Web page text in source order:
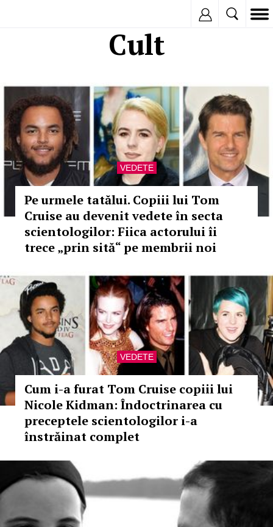
Cult
VEDETE
Pe urmele tatălui. Copiii lui Tom
Cruise au devenit vedete în secta
scientologilor: Fiica actorului îi
trece „prin sită“ pe membrii noi
VEDETE
Cum i-a furat Tom Cruise copiii lui
Nicole Kidman: Îndoctrinarea cu
preceptele scientologilor i-a
înstrăinat complet